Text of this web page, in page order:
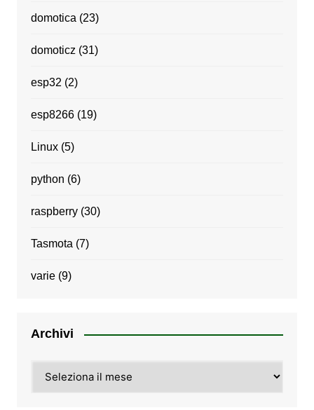
domotica (23)
domoticz (31)
esp32 (2)
esp8266(19)
Linux(5)
python (6)
raspberry(30)
Tasmota (7)
varie(9)
Archivi